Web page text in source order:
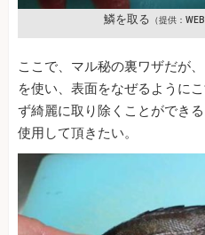
鱗を取る （提供：
ここで、マル秘の裏ワザだが
を使い、表面をなぜるように
ず綺麗に取り除くことができ
使用して頂きたい。